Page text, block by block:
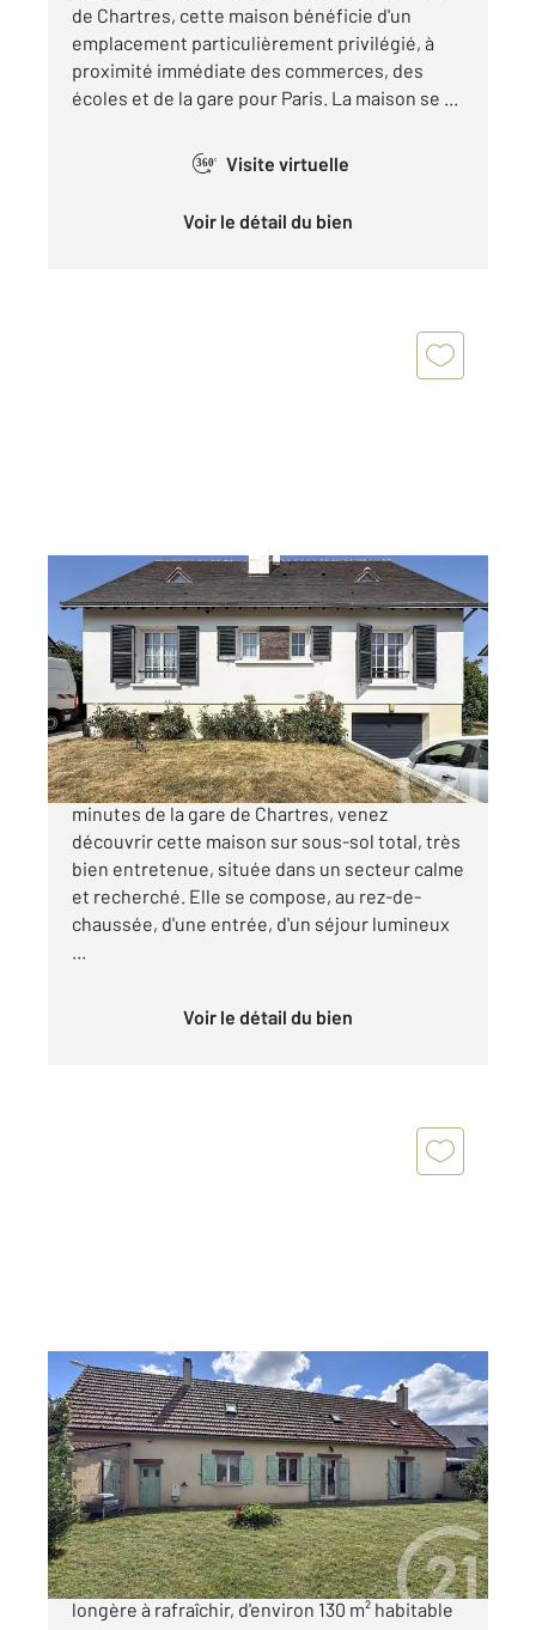
de Chartres, cette maison bénéficie d'un
emplacement particulièrement privilégié, à
proximité immédiate des commerces, des
écoles et de la gare pour Paris. La maison se ...
360° Visite virtuelle
Voir le détail du bien
CHARTRES 28
136,40 m2, 6 pièces
Ref : 28082
Maison à vendre
269 900 €
AGGLOMERATION CHARTRES À seulement 10
minutes de la gare de Chartres, venez
découvrir cette maison sur sous-sol total, très
bien entretenue, située dans un secteur calme
et recherché. Elle se compose, au rez-de-
chaussée, d'une entrée, d'un séjour lumineux
Voir le détail du bien
CHARTRES 28
130,50 m2, 6 pièces
Ref : 28065
Maison à vendre
195 000 €
SUD CHARTRES Venez découvrir cette jolie
longère à rafraîchir, d'environ 130 m² habitable